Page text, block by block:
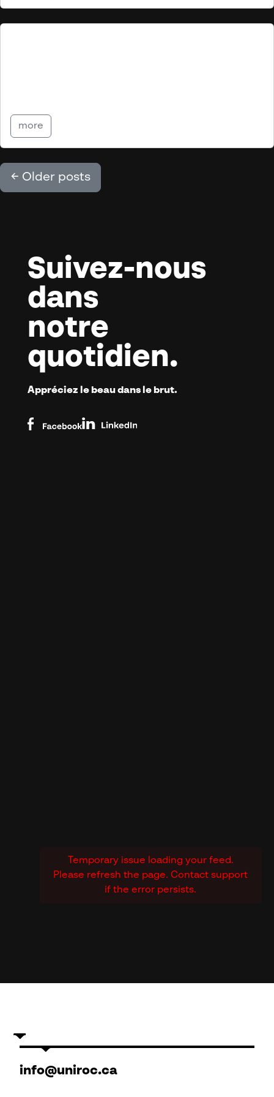
more
← Older posts
Suivez-nous
dans
notre
quotidien.
Appréciez le beau dansle brut.
Temporary issue loading your feed.
Please refresh the page. Contact support
if the error persists.
info@uniroc.ca